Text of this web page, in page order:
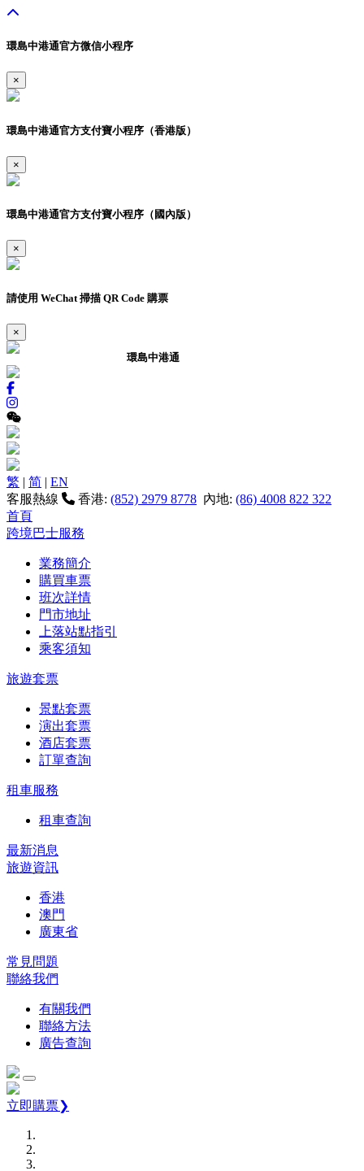
環島中港通官方微信小程序
×
環島中港通官方支付寶小程序（香港版）
×
環島中港通官方支付寶小程序（國內版）
×
請使用 WeChat 掃描 QR Code 購票
×
環島中港通
繁 | 简 | EN
客服熱線
香港: (852) 2979 8778 內地: (86) 4008 822 322
首頁
跨境巴士服務
業務簡介
購買車票
班次詳情
門市地址
上落站點指引
乘客須知
旅遊套票
景點套票
演出套票
酒店套票
訂單查詢
租車服務
租車查詢
最新消息
旅遊資訊
香港
澳門
廣東省
常見問題
聯絡我們
有關我們
聯絡方法
廣告查詢
立即購票❯